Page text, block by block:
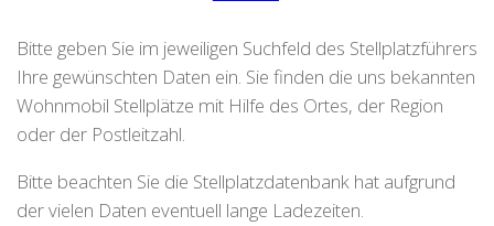
Bitte geben Sie im jeweiligen Suchfeld des Stellplatzführers
Ihre gewünschten Daten ein. Sie finden die uns bekannten
Wohnmobil Stellplätze mit Hilfe des Ortes, der Region
oder der Postleitzahl.
Bitte beachten Sie die Stellplatzdatenbank hat aufgrund
der vielen Daten eventuell lange Ladezeiten.